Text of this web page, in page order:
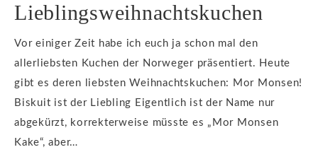
Lieblingsweihnachtskuchen
Vor einiger Zeit habe ich euch ja schon mal den
allerliebsten Kuchen der Norweger präsentiert. Heute
gibt es deren liebsten Weihnachtskuchen: Mor Monsen!
Biskuit ist der Liebling Eigentlich ist der Name nur
abgekürzt, korrekterweise müsste es „Mor Monsen
Kake“, aber…